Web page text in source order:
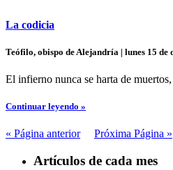
La codicia
Teófilo, obispo de Alejandría | lunes 15 de
El infierno nunca se harta de
Continuar leyendo »
« Página anterior Próxima Página »
Artículos de cada mes